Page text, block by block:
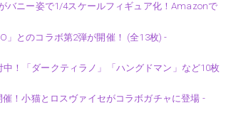
バニー姿で1/4スケールフィギュア化！Amazonで
」とのコラボ第2弾が開催！ (全13枚) -
！「ダークティラノ」「ハングドマン」など10枚
！小猫とロスヴァイセがコラボガチャに登場 -